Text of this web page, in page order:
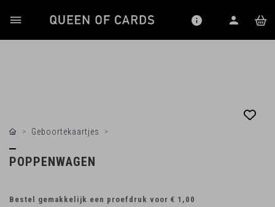
Geboortekaartjes
POPPENWAGEN
Bestel gemakkelijk een proefdruk voor € 1,00